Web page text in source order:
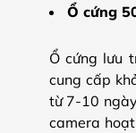
Ổ cứng
Ổ cứng lưu
cung cấp
từ 7-10
camera